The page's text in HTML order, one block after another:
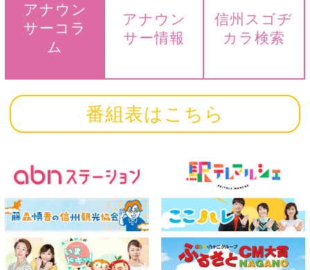
アナウン
サーコラ
ム
アナウン
サー情報
信州スゴヂ
カラ検索
番組表はこちら